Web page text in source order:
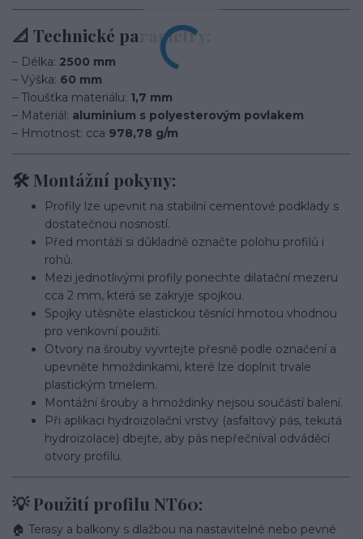
📐 Technické parametry:
– Délka: 2500 mm
– Výška: 60 mm
– Tloušťka materiálu: 1,7 mm
– Materiál: aluminium s polyesterovým povlakem
– Hmotnost: cca 978,78 g/m
🛠️ Montážní pokyny:
Profily lze upevnit na stabilní cementové podklady s
dostatečnou nosností.
Před montáží si důkladně označte polohu profilů i
rohů.
Mezi jednotlivými profily ponechte dilatační mezeru
cca 2 mm, která se zakryje spojkou.
Spojky utěsněte elastickou těsnící hmotou vhodnou
pro venkovní použití.
Otvory na šrouby vyvrtejte přesně podle označení a
upevněte hmoždinkami, které lze doplnit trvale
plastickým tmelem.
Montážní šrouby a hmoždinky nejsou součástí balení.
Při aplikaci hydroizolační vrstvy (asfaltový pás, tekutá
hydroizolace) dbejte, aby pás nepřečníval odváděcí
otvory profilu.
💡 Použití profilu NT60:
🏠 Terasy a balkony s dlažbou na nastavitelné nebo pevné